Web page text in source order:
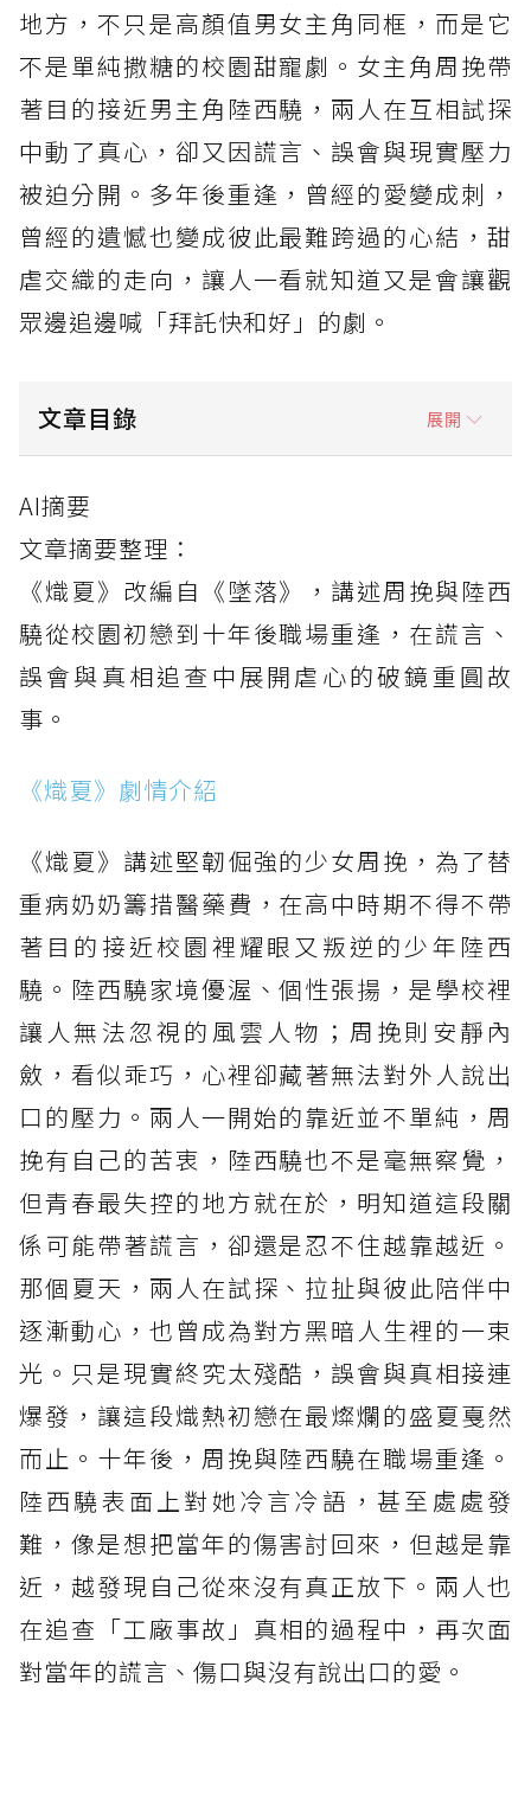
地方，不只是高顏值男女主角同框，而是它
不是單純撒糖的校園甜寵劇。女主角周挽帶
著目的接近男主角陸西驍，兩人在互相試探
中動了真心，卻又因謊言、誤會與現實壓力
被迫分開。多年後重逢，曾經的愛變成刺，
曾經的遺憾也變成彼此最難跨過的心結，甜
虐交織的走向，讓人一看就知道又是會讓觀
眾邊追邊喊「拜託快和好」的劇。
文章目錄 展開
《熾夏》看點1：改編自甜醋魚小說《墜落》，
原著粉期待值高
《熾夏》看點2：校園初戀到職場重逢，十年愛
恨拉扯超虐心
《熾夏》看點3：周柯宇化身188公分叛逆校
冷乖巧外表藏著苦衷
點
《熾夏》看點6：不只是純愛，還有成年後真相
線
《熾夏》角色介紹
《熾夏》角色介紹：其他演員陣容
AI摘要
文章摘要整理：
《熾夏》改編自《墜落》，講述周挽與陸西
驍從校園初戀到十年後職場重逢，在謊言、
誤會與真相追查中展開虐心的破鏡重圓故
事。
《熾夏》劇情介紹
《熾夏》講述堅韌倔強的少女周挽，為了替
重病奶奶籌措醫藥費，在高中時期不得不帶
著目的接近校園裡耀眼又叛逆的少年陸西
驍。陸西驍家境優渥、個性張揚，是學校裡
讓人無法忽視的風雲人物；周挽則安靜內
斂，看似乖巧，心裡卻藏著無法對外人說出
口的壓力。兩人一開始的靠近並不單純，周
挽有自己的苦衷，陸西驍也不是毫無察覺，
但青春最失控的地方就在於，明知道這段關
係可能帶著謊言，卻還是忍不住越靠越近。
那個夏天，兩人在試探、拉扯與彼此陪伴中
逐漸動心，也曾成為對方黑暗人生裡的一束
光。只是現實終究太殘酷，誤會與真相接連
爆發，讓這段熾熱初戀在最燦爛的盛夏戛然
而止。十年後，周挽與陸西驍在職場重逢。
陸西驍表面上對她冷言冷語，甚至處處發
難，像是想把當年的傷害討回來，但越是靠
近，越發現自己從來沒有真正放下。兩人也
在追查「工廠事故」真相的過程中，再次面
對當年的謊言、傷口與沒有說出口的愛。